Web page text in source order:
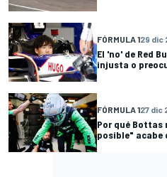
FÓRMULA 129 dic
El 'no' de Red
injusta o
FÓRMULA 127 dic
Por qué Bottas
posible" acabe